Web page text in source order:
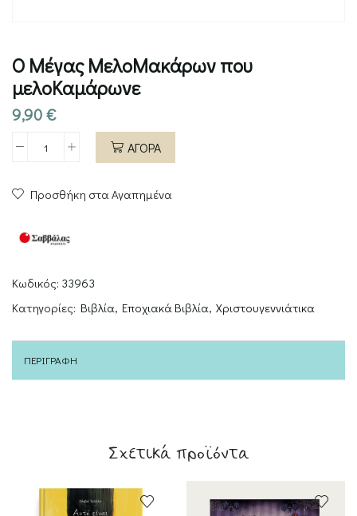
Ο Μέγας ΜελοΜακάρων που
μελοΚαμάρωνε
9,90€
Ο
ΜελοΜακάρων
μελοΚαμάρωνε
ΑΓΟΡΑ
Προσθήκη στα Αγαπημένα
Κωδικός: 33963
Κατηγορίες: Βιβλία, Εποχιακά Βιβλία, Χριστουγεννιάτικα
ΠΕΡΙΓΡΑΦΉ
Σχετικά προϊόντα